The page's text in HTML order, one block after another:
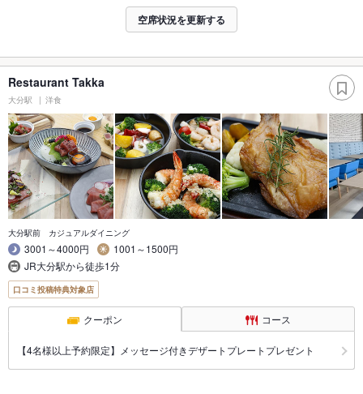
空席状況を更新する
Restaurant Takka
大分駅 洋食
大分駅前 カジュアルダイニング
3001～4000円
1001～1500円
JR大分駅から徒歩1分
口コミ投稿特典対象店
クーポン コース
【4名様以上予約限定】メッセージ付きデザートプレートプレゼント